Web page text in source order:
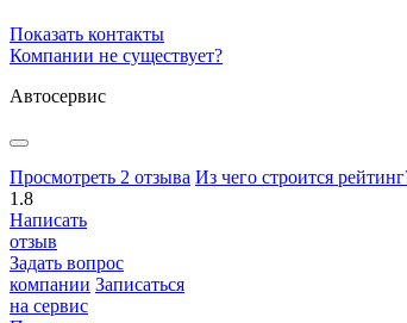
Показать контакты
Компании не существует?
Автосервис
Просмотреть 2 отзыва Из чего строится
1.8
Написать
отзыв
Задать вопрос
компании Записаться
на сервис